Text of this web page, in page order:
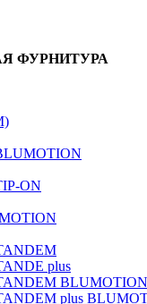
ФУРНИТУРА
ON
plus
BLUMOTION
plus